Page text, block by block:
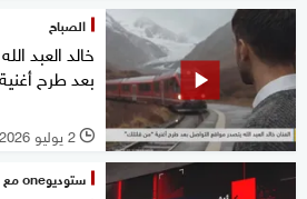
الصباح
خالد العبد
بعد طرح
l 2 يوليو 2026
ستوديوone مع فضيلة